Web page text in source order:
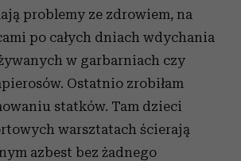
problemy ze zdrowiem, na
po całych dniach wdychania
w garbarniach czy
Ostatnio zrobiłam
statków. Tam dzieci
warsztatach ścierają
azbest bez żadnego